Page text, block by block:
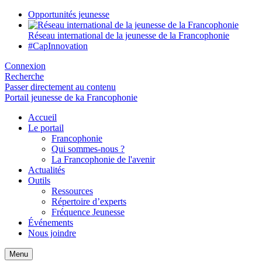
Opportunités jeunesse
Réseau international de la jeunesse de la Francophonie
#CapInnovation
Connexion
Recherche
Passer directement au contenu
Portail jeunesse de ka Francophonie
Accueil
Le portail
Francophonie
Qui sommes-nous ?
La Francophonie de l'avenir
Actualités
Outils
Ressources
Répertoire d’experts
Fréquence Jeunesse
Événements
Nous joindre
Menu